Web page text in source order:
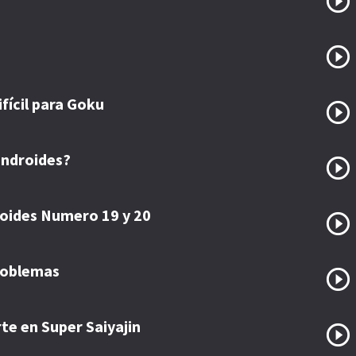
para Goku
Numero 19 y 20
en Super Saiyajin